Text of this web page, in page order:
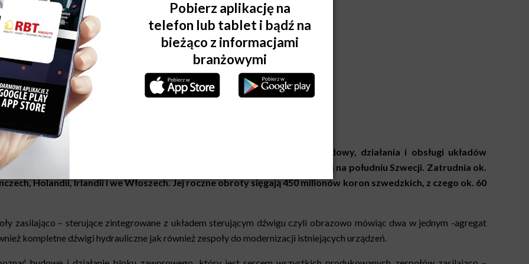
firmy Hydroware połączona ze szkoleniem
w zakresie budowy, działania i obsługi układów
Firma została założona w 1998 roku, siedzibę ma w mieście Alvesta na południu Szwecji. Zatrudnia ok.
Holandii, Irlandii i we Włoszech. Jejroczne obroty sięgają 450 milionów koron szwedzkich, z czego ok. 60
zasilająco – sterujące zintegrowane z układem sterującym dźwigu czyli obrazowo mówiąc dwa w jednym -agregat
kompletne dźwigi hydrauliczne jak również zespoły do modernizacji istniejących urządzeń.